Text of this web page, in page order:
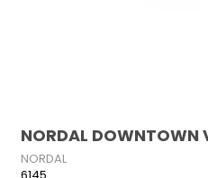
NORDAL
NORDAL
6145